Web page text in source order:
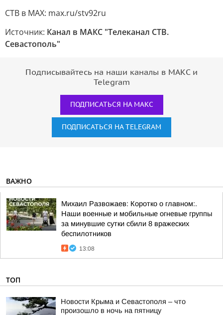
СТВ в MAX: max.ru/stv92ru
Источник: Канал в МАКС "Телеканал CТВ.
Севастополь"
Подписывайтесь на наши каналы в МАКС и
Telegram
ПОДПИСАТЬСЯ НА МАКС
ПОДПИСАТЬСЯ НА TELEGRAM
ВАЖНО
Михаил Развожаев: Коротко о главном:.
Наши военные и мобильные огневые группы
за минувшие сутки сбили 8 вражеских
беспилотников
13:08
ТОП
Новости Крыма и Севастополя – что
произошло в ночь на пятницу